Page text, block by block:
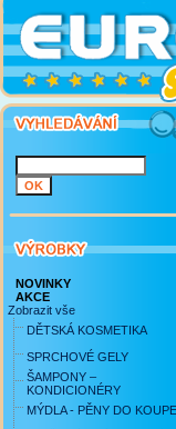
NOVINKY
AKCE
Zobrazit vše
DĚTSKÁ KOSMETIKA
SPRCHOVÉ GELY
ŠAMPONY –
KONDICIONÉRY
MÝDLA - PĚNY DO